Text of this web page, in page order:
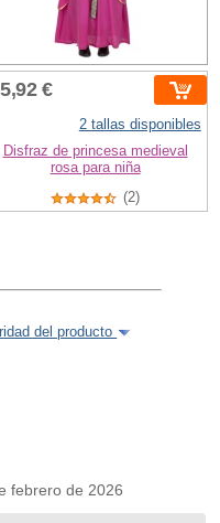
€
2 tallas disponibles
Disfraz de princesa medieval
rosa para niña
(2)
del producto
de 2026